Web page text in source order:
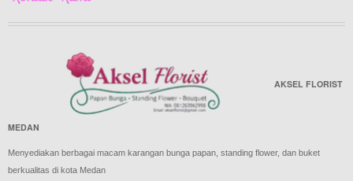
AKSEL FLORIST
MEDAN
Menyediakan berbagai macam karangan bunga papan, standing flower, dan buket
berkualitas di kota Medan